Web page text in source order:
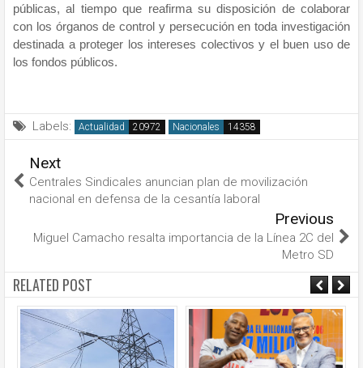
públicas, al tiempo que reafirma su disposición de colaborar
con los órganos de control y persecución en toda investigación
destinada a proteger los intereses colectivos y el buen uso de
los fondos públicos.
Labels: Actualidad Nacionales
Next
Centrales Sindicales anuncian plan de movilización
nacional en defensa de la cesantía laboral
Previous
Miguel Camacho resalta importancia de la Línea 2C del
Metro SD
RELATED POST